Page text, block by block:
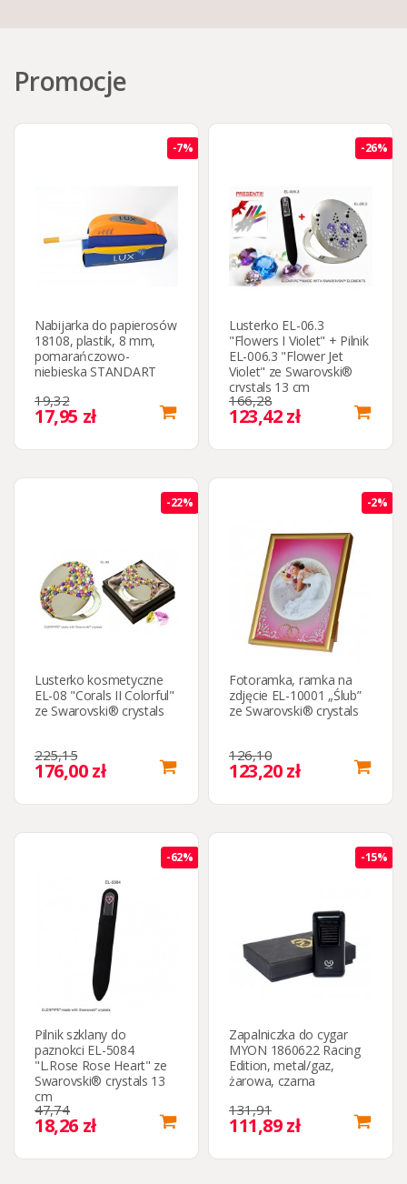
Promocje
-7%
Nabijarka do papierosów
18108, plastik, 8 mm,
pomarańczowo-
niebieska STANDART
19,32
17,95 zł
-26%
Lusterko EL-06.3
"Flowers I Violet" + Pilnik
EL-006.3 "Flower Jet
Violet" ze Swarovski®
crystals 13 cm
166,28
123,42 zł
-22%
Lusterko kosmetyczne
EL-08 "Corals II Colorful"
ze Swarovski® crystals
225,15
176,00 zł
-2%
Fotoramka, ramka na
zdjęcie EL-10001 „Ślub”
ze Swarovski® crystals
126,10
123,20 zł
-62%
Pilnik szklany do
paznokci EL-5084
"L.Rose Rose Heart" ze
Swarovski® crystals 13
cm
47,74
18,26 zł
-15%
Zapalniczka do cygar
MYON 1860622 Racing
Edition, metal/gaz,
żarowa, czarna
131,91
111,89 zł